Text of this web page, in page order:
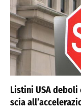
Listini USA
scia